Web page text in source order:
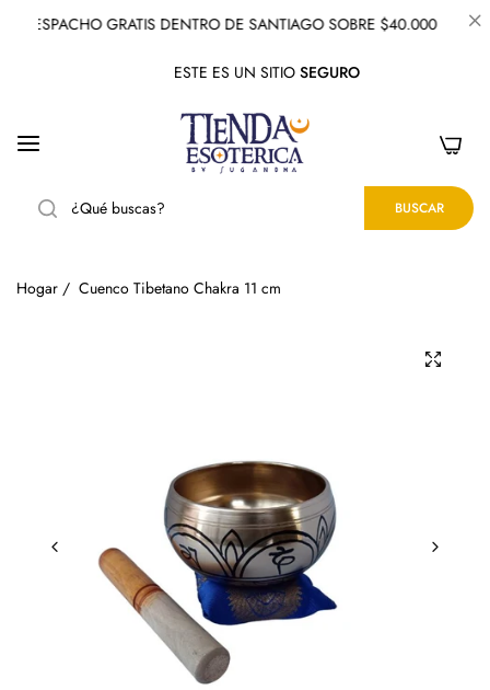
GRATIS DENTRO DE SANTIAGO SOBRE $40.000
ESTE ES UN SITIO SEGURO
BUSCAR
Hogar / Cuenco Tibetano Chakra 11 cm